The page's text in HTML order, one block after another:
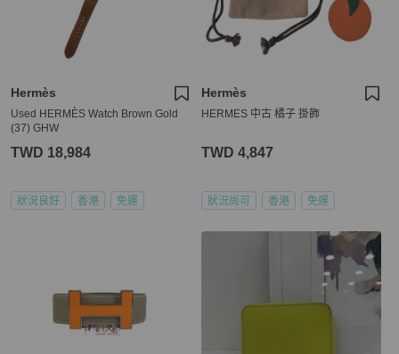
Hermès
Used HERMÈS Watch Brown Gold
(37) GHW
TWD 18,984
狀況良好 香港 免運
Hermès
HERMES 中古 橘子 掛飾
TWD 4,847
狀況尚可 香港 免運